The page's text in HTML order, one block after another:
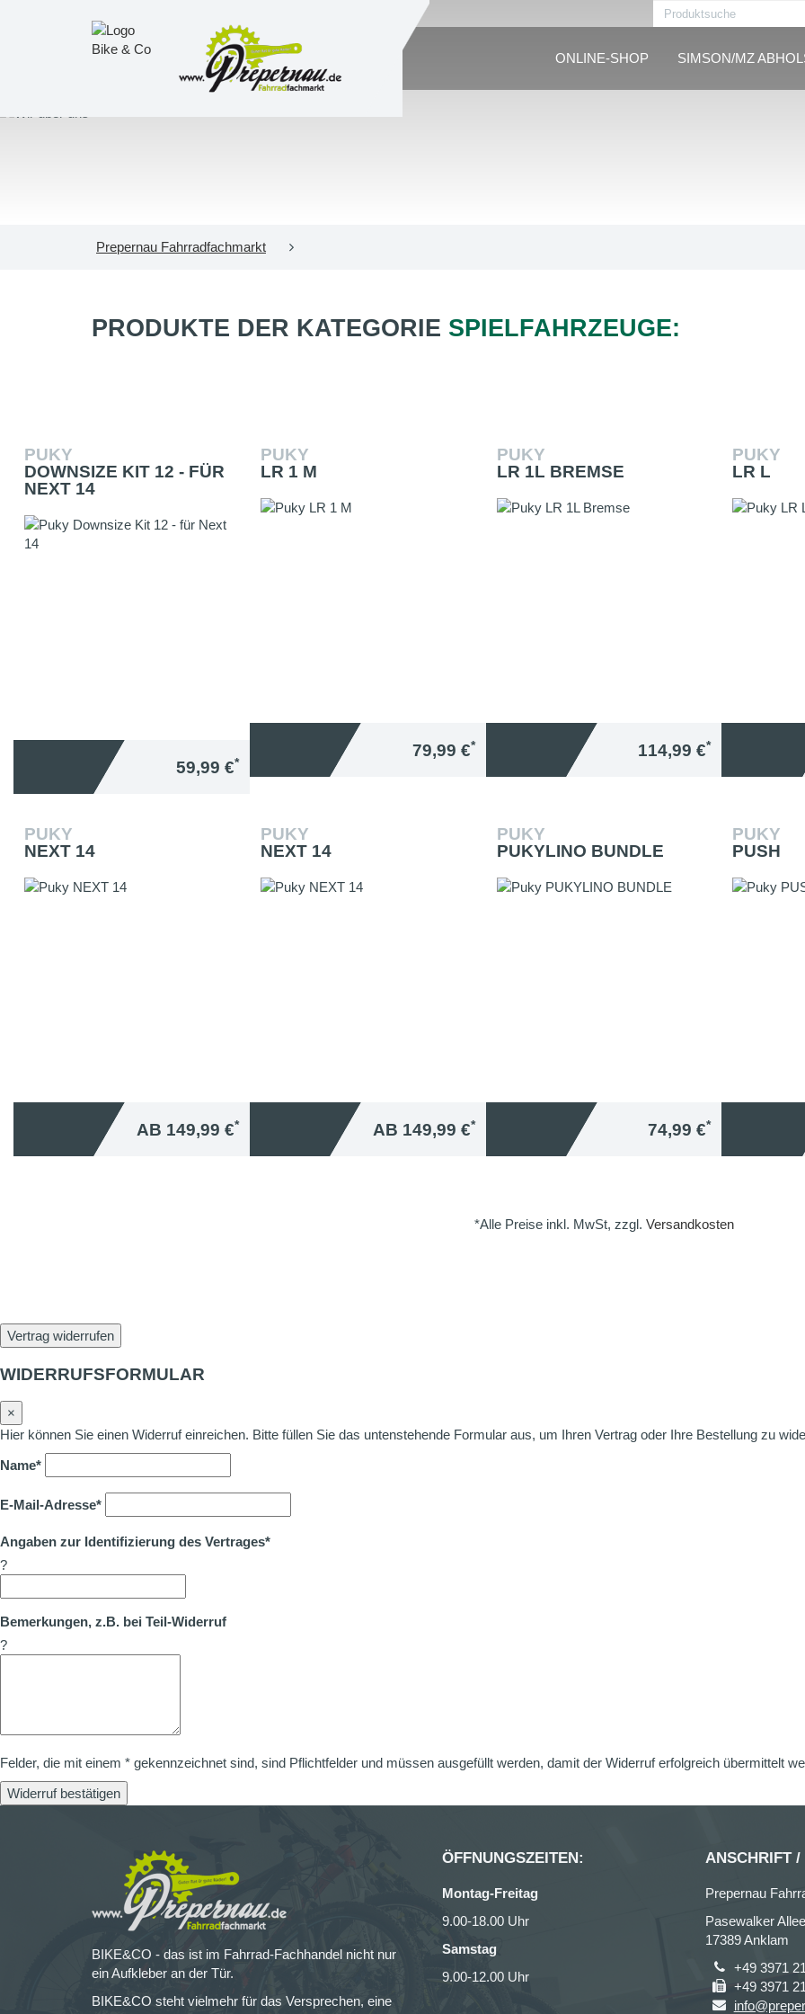
ONLINE-SHOP SIMSON/MZ
Prepernau Fahrradfachmarkt
PRODUKTE DER KATEGORIE SPIELFAHRZEUGE:
PUKY
DOWNSIZE KIT 12 - FÜR
NEXT 14
59,99 €*
PUKY
LR 1 M
79,99 €*
PUKY
LR 1L BREMSE
114,99 €*
PUKY
LR L
PUKY
NEXT 14
AB 149,99 €*
PUKY
NEXT 14
AB 149,99 €*
PUKY
PUKYLINO BUNDLE
74,99 €*
PUKY
PUSH
*Alle Preise inkl. MwSt, zzgl. Versandkosten
Vertrag widerrufen
WIDERRUFSFORMULAR
×
Hier können Sie einen Widerruf einreichen. Bitte füllen Sie das untenstehende Formular aus, um Ihren Vertrag oder Ihre Bestellung zu
Name*
E-Mail-Adresse*
Angaben zur Identifizierung des Vertrages*
?
Bemerkungen, z.B. bei Teil-Widerruf
?
Felder, die mit einem * gekennzeichnet sind, sind Pflichtfelder und müssen ausgefüllt werden, damit der Widerruf erfolgreich übermittelt
Widerruf bestätigen
BIKE&CO - das ist im Fahrrad-Fachhandel nicht nur
ein Aufkleber an der Tür.
BIKE&CO steht vielmehr für das Versprechen, eine
ÖFFNUNGSZEITEN:
Montag-Freitag
9.00-18.00 Uhr
Samstag
9.00-12.00 Uhr
ANSCHRIFT /
Prepernau
Pasewalker
17389 Anklam
+49 3971
+49 3971